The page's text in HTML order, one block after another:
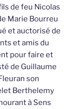
de feu Nicolas
Marie Bourreu
et auctorisé de
et amis du
pour faire et
de Guillaume
son
Berthelemy
à Sens